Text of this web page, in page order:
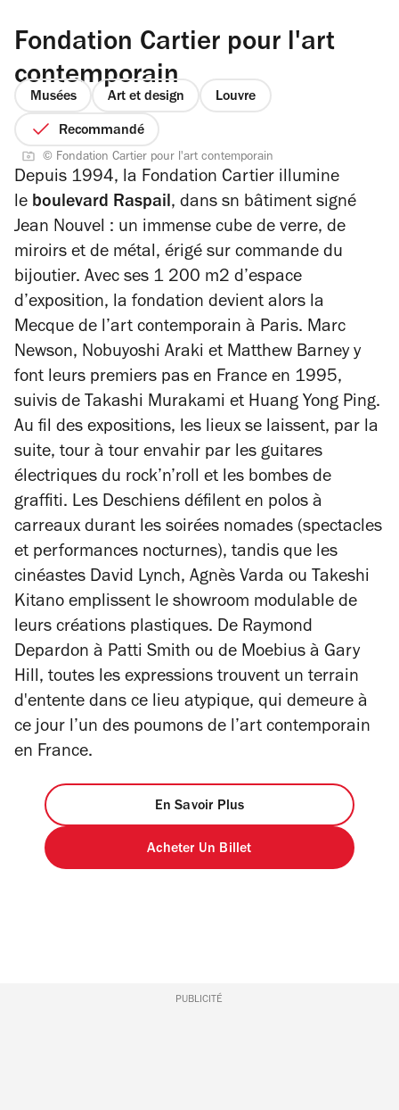
Fondation Cartier pour l'art
contemporain
Musées Art et design Louvre
Recommandé
© Fondation Cartier pour l'art contemporain
Depuis 1994, la Fondation Cartier illumine
le boulevard Raspail, dans sn bâtiment signé
Jean Nouvel : un immense cube de verre, de
miroirs et de métal, érigé sur commande du
bijoutier. Avec ses 1 200 m2 d’espace
d’exposition, la fondation devient alors la
Mecque de l’art contemporain à Paris. Marc
Newson, Nobuyoshi Araki et Matthew Barney y
font leurs premiers pas en France en 1995,
suivis de Takashi Murakami et Huang Yong Ping.
Au fil des expositions, les lieux se laissent, par la
suite, tour à tour envahir par les guitares
électriques du rock’n’roll et les bombes de
graffiti. Les Deschiens défilent en polos à
carreaux durant les soirées nomades (spectacles
et performances nocturnes), tandis que les
cinéastes David Lynch, Agnès Varda ou Takeshi
Kitano emplissent le showroom modulable de
leurs créations plastiques. De Raymond
Depardon à Patti Smith ou de Moebius à Gary
Hill, toutes les expressions trouvent un terrain
d'entente dans ce lieu atypique, qui demeure à
ce jour l’un des poumons de l’art contemporain
en France.
En Savoir Plus
Acheter Un Billet
PUBLICITÉ